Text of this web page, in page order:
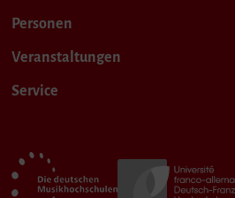
Personen
Veranstaltungen
Service